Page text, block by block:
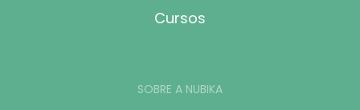
Cursos
SOBRE A NUBIKA